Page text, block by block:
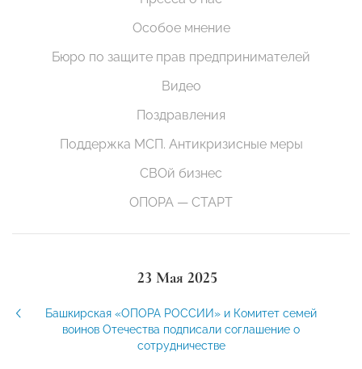
Особое мнение
Бюро по защите прав предпринимателей
Видео
Поздравления
Поддержка МСП. Антикризисные меры
СВОй бизнес
ОПОРА — СТАРТ
23 Мая 2025
Башкирская «ОПОРА РОССИИ» и Комитет семей
воинов Отечества подписали соглашение о
сотрудничестве